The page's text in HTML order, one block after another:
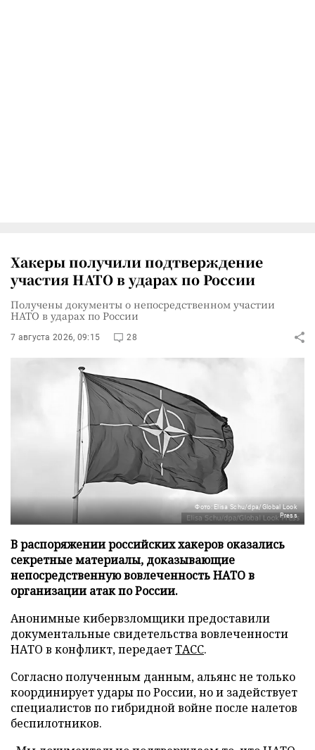
Хакеры получили подтверждение
участия НАТО в ударах по России
Получены документы о непосредственном участии
НАТО в ударах по России
7 августа 2026, 09:15 28
Фото: Elisa Schu/dpa/Global Look
Press
В распоряжении российских хакеров оказались
секретные материалы, доказывающие
непосредственную вовлеченность НАТО в
организации атак по России.
Анонимные кибервзломщики предоставили
документальные свидетельства вовлеченности
НАТО в конфликт, передаетТАСС.
Согласно полученным данным, альянс не только
координирует удары по России, но и задействует
специалистов по гибридной войне после налетов
беспилотников.